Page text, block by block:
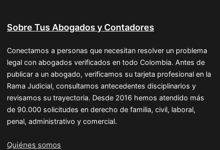
Sobre Tus Abogados y Contadores
Conectamos a personas que necesitan resolver un problema
legal con abogados verificados en todo Colombia. Antes de
publicar a un abogado, verificamos su tarjeta profesional en la
Rama Judicial, consultamos antecedentes disciplinarios y
revisamos su trayectoria. Desde 2016 hemos atendido más
de 90.000 solicitudes en derecho de familia, civil, laboral,
penal, administrativo y comercial.
Quiénes somos